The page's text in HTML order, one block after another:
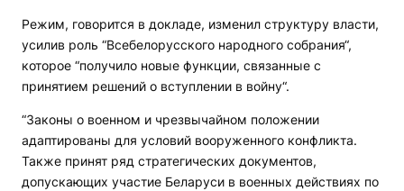
Режим, говорится в докладе, изменил структуру власти,
усилив роль “Всебелорусского народного собрания“,
которое “получило новые функции, связанные с
принятием решений о вступлении в войну“.
“Законы о военном и чрезвычайном положении
адаптированы для условий вооруженного конфликта.
Также принят ряд стратегических документов,
допускающих участие Беларуси в военных действиях по